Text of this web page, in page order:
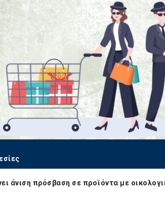
άνιση πρόσβαση σε προϊόντα με